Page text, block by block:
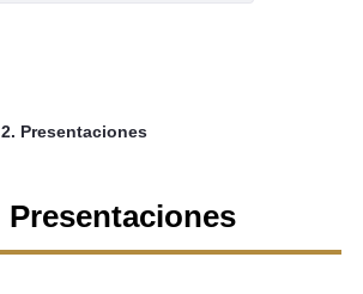
2. Presentaciones
Presentaciones